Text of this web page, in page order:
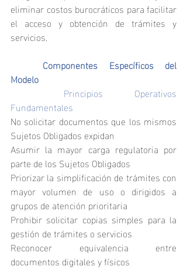
eliminar costos burocráticos para facilitar
el acceso y obtención de trámites y
servicios.
Modelo
Fundamentales
No solicitar documentos que los mismos
Sujetos Obligados expidan
Asumir la mayor carga regulatoria por
parte de los Sujetos Obligados
Priorizar la simplificación de trámites con
mayor volumen de uso o dirigidos a
grupos de atención prioritaria
Prohibir solicitar copias simples para la
gestión de trámites o servicios
Reconocer equivalencia entre
documentos digitales y físicos